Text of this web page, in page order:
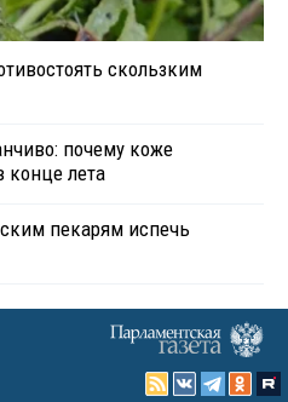
скользким
почему коже
конце лета
пекарям испечь